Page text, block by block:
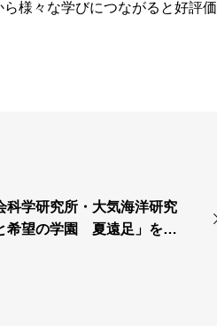
様々な学びにつながると好評価
科学研究所・大気海洋研究
希望の学園 夏遠足」を開